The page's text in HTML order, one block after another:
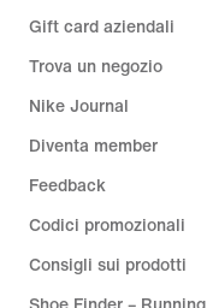
Gift card aziendali
Trova un negozio
Nike Journal
Diventa member
Feedback
Codici promozionali
Consigli sui prodotti